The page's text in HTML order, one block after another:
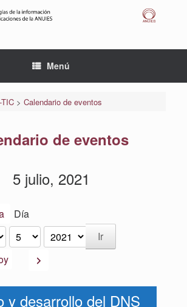
Menú
> Calendario de eventos
de eventos
5 julio, 2021
Día
Siguiente
y desarrollo del DNS